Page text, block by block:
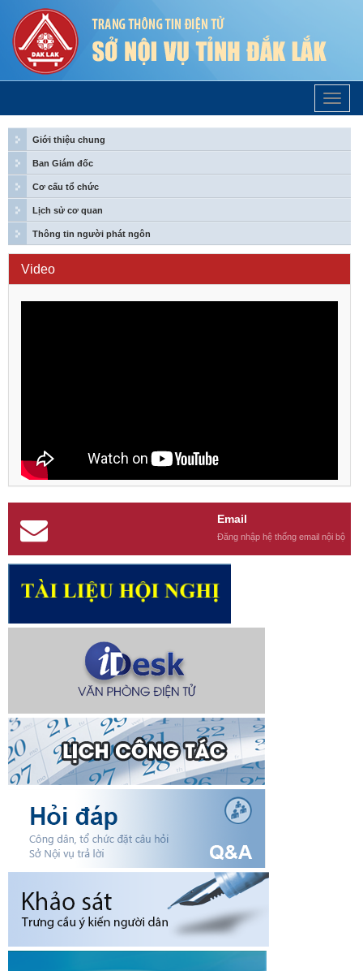
Trang
Chủ
Giới thiệu chung
Ban Giám đốc
Cơ cấu tổ chức
Lịch sử cơ quan
Thông tin người phát ngôn
Video
Email
Đăng nhập hệ thống email nội bộ